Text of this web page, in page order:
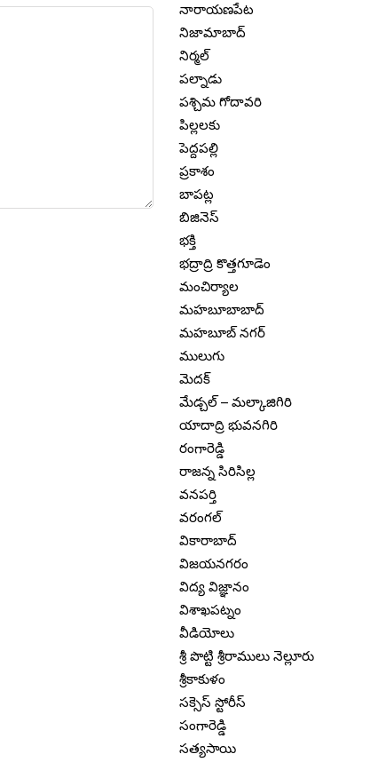
నారాయణపేట
నిజామాబాద్
నిర్మల్
పల్నాడు
పశ్చిమ గోదావరి
పిల్లలకు
పెద్దపల్లి
ప్రకాశం
బాపట్ల
బిజినెస్
భక్తి
భద్రాద్రి కొత్తగూడెం
మంచిర్యాల
మహబూబాబాద్
మహబూబ్ నగర్
ములుగు
మెదక్
మేడ్చల్ – మల్కాజిగిరి
యాదాద్రి భువనగిరి
రంగారెడ్డి
రాజన్న సిరిసిల్ల
వనపర్తి
వరంగల్
వికారాబాద్
విజయనగరం
విద్య విజ్ఞానం
విశాఖపట్నం
వీడియోలు
శ్రీ పొట్టి శ్రీరాములు నెల్లూరు
శ్రీకాకుళం
సక్సెస్ స్టోరీస్
సంగారెడ్డి
సత్యసాయి